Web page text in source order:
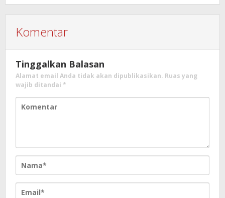
Komentar
Tinggalkan Balasan
Alamat email Anda tidak akan dipublikasikan. Ruas yang
wajib ditandai *